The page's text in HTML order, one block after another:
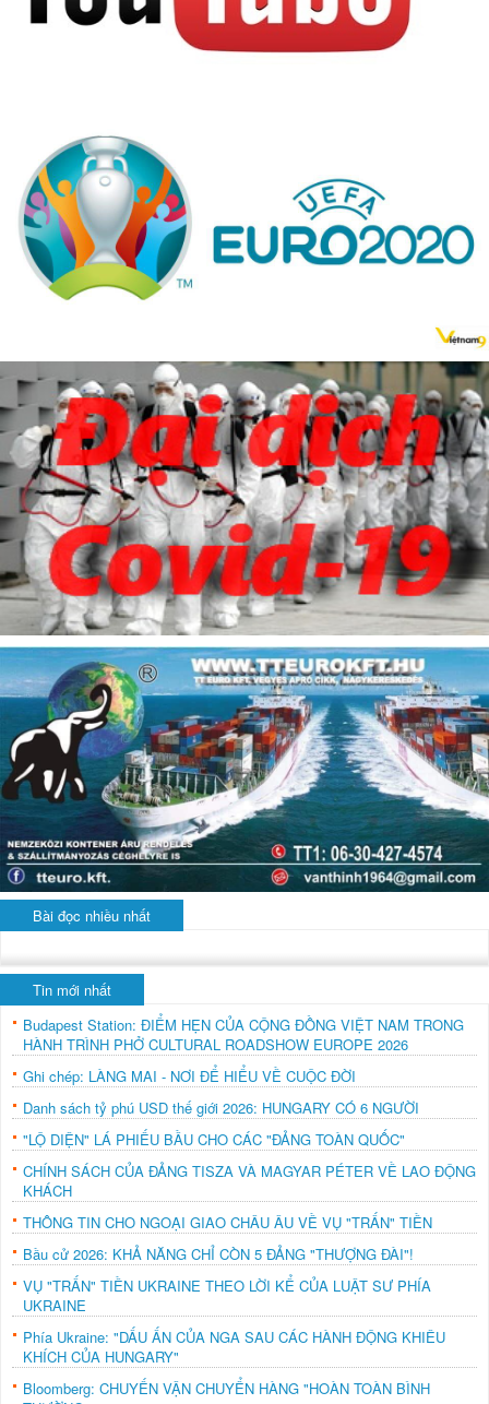
Bài đọc nhiều nhất
Tin mới nhất
Budapest Station: ĐIỂM HẸN CỦA CỘNG ĐỒNG VIỆT NAM TRONG
HÀNH TRÌNH PHỞ CULTURAL ROADSHOW EUROPE 2026
Ghi chép: LÀNG MAI - NƠI ĐỂ HIỂU VỀ CUỘC ĐỜI
Danh sách tỷ phú USD thế giới 2026: HUNGARY CÓ 6 NGƯỜI
"LỘ DIỆN" LÁ PHIẾU BẦU CHO CÁC "ĐẢNG TOÀN QUỐC"
CHÍNH SÁCH CỦA ĐẢNG TISZA VÀ MAGYAR PÉTER VỀ LAO ĐỘNG
KHÁCH
THÔNG TIN CHO NGOẠI GIAO CHÂU ÂU VỀ VỤ "TRẤN" TIỀN
Bầu cử 2026: KHẢ NĂNG CHỈ CÒN 5 ĐẢNG "THƯỢNG ĐÀI"!
VỤ "TRẤN" TIỀN UKRAINE THEO LỜI KỂ CỦA LUẬT SƯ PHÍA
UKRAINE
Phía Ukraine: "DẤU ẤN CỦA NGA SAU CÁC HÀNH ĐỘNG KHIÊU
KHÍCH CỦA HUNGARY"
Bloomberg: CHUYẾN VẬN CHUYỂN HÀNG "HOÀN TOÀN BÌNH